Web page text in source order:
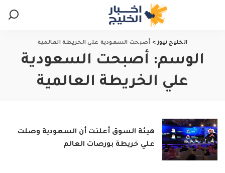
الخليج نيوز> أصبحت السعودية علي الخريطة العالمية
الوسم: أصبحت السعودية
علي الخريطة العالمية
هيئة السوق أعلنت أن السعودية وصلت
علي خريطة بورصات العالم